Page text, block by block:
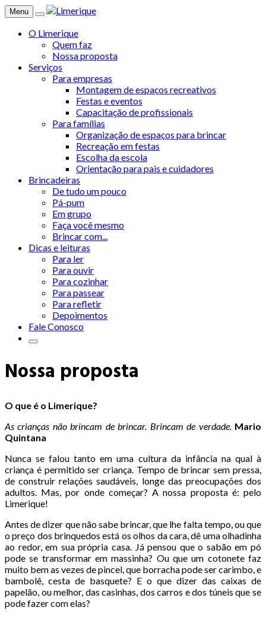
Menu
O Limerique
Quem faz
Nossa proposta
Serviços
Para empresas
Montagem de espaços recreativos
Festas e eventos
Capacitação de profissionais
Para famílias
Organização de espaços para brincar
Recreação em festas
Escolha da escola
Orientação para pais e cuidadores
Brincadeiras
De tudo um pouco
Pá-pum
Em grupo
Faça você mesmo
Brincar com...
Dicas e leituras
Para ler
Para ouvir
Para cozinhar
Para passear
Para refletir
Depoimentos
Fale Conosco
Nossa proposta
O que é o Limerique?
As crianças não brincam de brincar. Brincam de verdade. Mario
Quintana
Nunca se falou tanto em uma cultura da infância na qual à
criança é permitido ser criança. Tempo de brincar sem pressa,
de construir relações saudáveis, longe das preocupações dos
adultos. Mas, por onde começar? A nossa proposta é: pelo
Limerique!
Antes de dizer que não sabe brincar, que lhe falta tempo, ou que
o preço dos brinquedos está os olhos da cara, dê uma olhadinha
ao redor, em sua própria casa. Já pensou que o sabão em pó
pode se transformar em massinha? Ou que um cotonete faz
muito bem as vezes de pincel, que borracha pode ser carimbo, e
bambolê, cesta de basquete? E o que dizer das caixas de
papelão, ou melhor, das casinhas, dos carros e dos túneis que se
pode fazer com elas?